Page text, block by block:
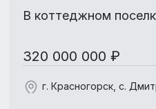
В коттеджном
320 000 000 ₽
г. Красногорск, с.